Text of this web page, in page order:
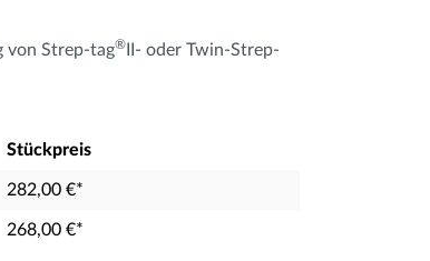
von Strep-tag®
II- oder Twin-Strep-
Stückpreis
282,00 €*
268,00 €*